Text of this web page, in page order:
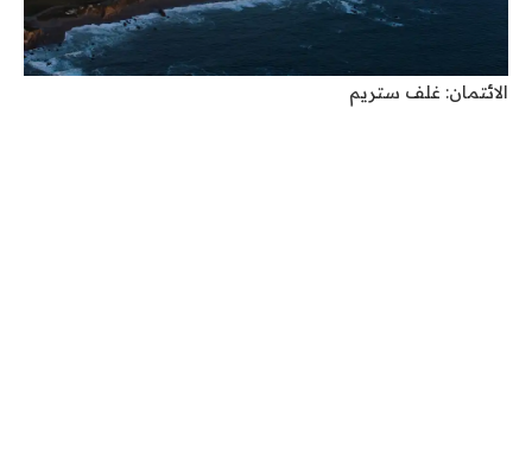
الائتمان: غلف ستريم